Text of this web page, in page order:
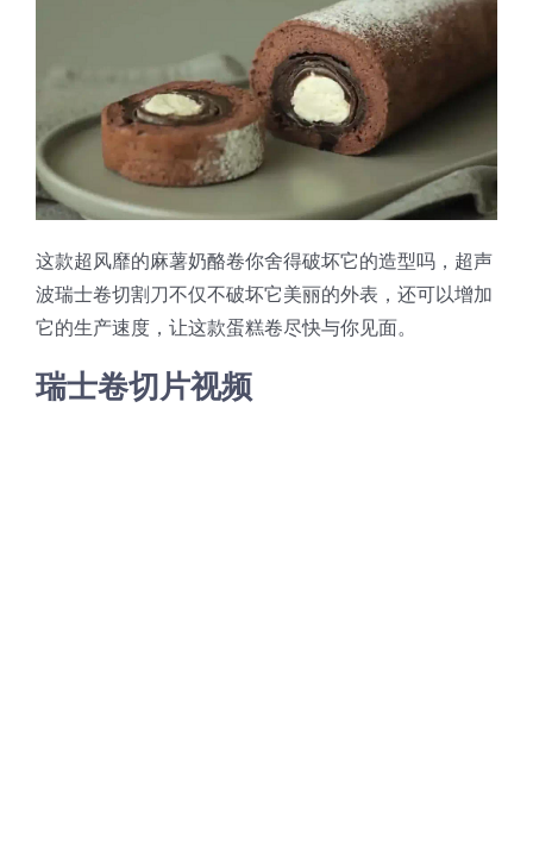
这款超风靡的麻薯奶酪卷你舍得破坏它的造型吗，超声
波瑞士卷切割刀不仅不破坏它美丽的外表，还可以增加
它的生产速度，让这款蛋糕卷尽快与你见面。
瑞士卷切片视频